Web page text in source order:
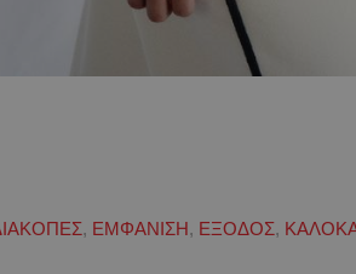
, ΕΜΦΑΝΙΣΗ, ΕΞΟΔΟΣ,